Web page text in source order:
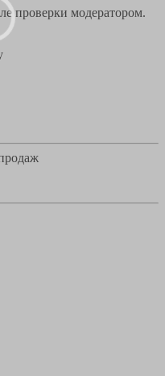
проверки модератором.